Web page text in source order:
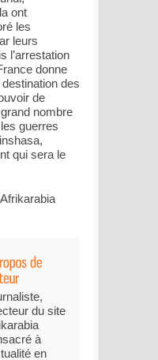
ont
les
leurs
l’arrestation
donne
des
de
nombre
guerres
qui sera le
du site
à
en